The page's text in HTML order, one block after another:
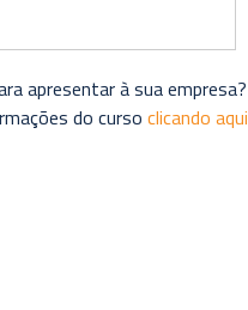
apresentar à sua
do curso clicando